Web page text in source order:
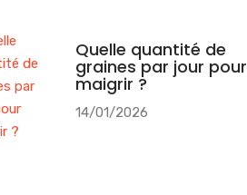
Quelle quantité de
graines par jour pour
maigrir ?
14/01/2026